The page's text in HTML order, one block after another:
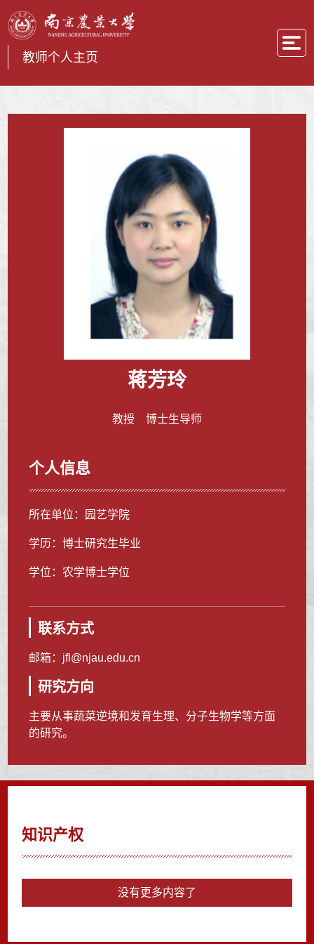
教师个人主页
蒋芳玲
教授 博士生导师
个人信息
所在单位：园艺学院
学历：博士研究生毕业
学位：农学博士学位
联系方式
邮箱： jfl@njau.edu.cn
研究方向
主要从事蔬菜逆境和发育生理、分子生物学等方面
的研究。
知识产权
没有更多内容了